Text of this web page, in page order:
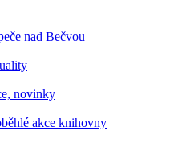
nad Bečvou
novinky
akce knihovny